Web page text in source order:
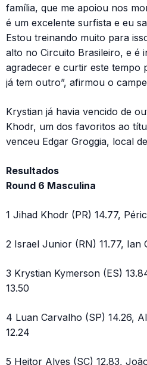
família, que me apoiou nos
é um excelente surfista e eu
Estou treinando muito para
alto no Circuito Brasileiro, e é
agradecer e curtir este tempo
já tem outro”, afirmou o
Krystian já havia vencido de
Khodr, um dos favoritos ao
venceu Edgar Groggia, local
Resultados
Round 6 Masculina
1 Jihad Khodr (PR) 14.77,
2 Israel Junior (RN) 11.77, Ian
3 Krystian Kymerson (ES)
13.50
4 Luan Carvalho (SP) 14.26,
12.24
5 Heitor Alves (SC) 12.83,